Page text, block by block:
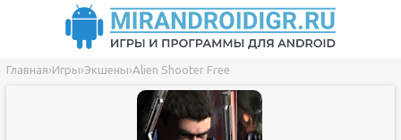
Главная›Игры›Экшены›Alien Shooter Free